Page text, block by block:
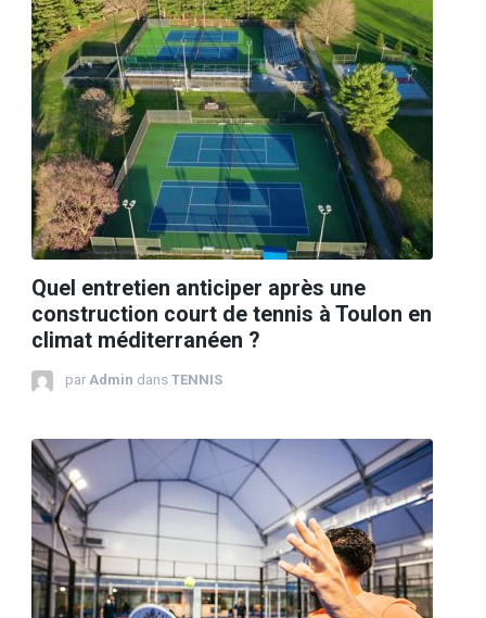
Quel entretien anticiper après une
construction court de tennis à Toulon en
climat méditerranéen ?
par Admin dans TENNIS